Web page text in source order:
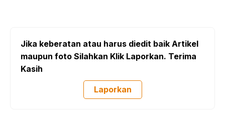
Jika keberatan atau harus diedit baik Artikel
maupun foto Silahkan Klik Laporkan. Terima
Kasih
Laporkan